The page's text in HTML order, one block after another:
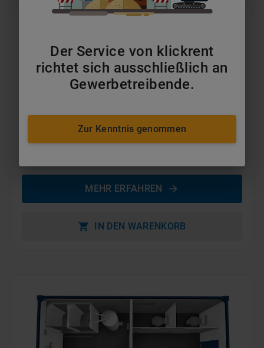
20ft Duschcontainer
MEHR ERFAHREN
IN DEN WARENKORB
Der Service von klickrent
richtet sich ausschließlich an
Gewerbetreibende.
Zur Kenntnis genommen